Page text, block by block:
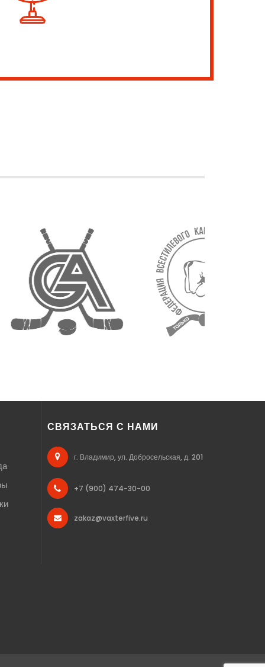
СВЯЗАТЬСЯ С НАМИ
г. Владимир, ул. Добросельская, д. 201
+7 (900) 474-30-00
zakaz@vaxterfive.ru